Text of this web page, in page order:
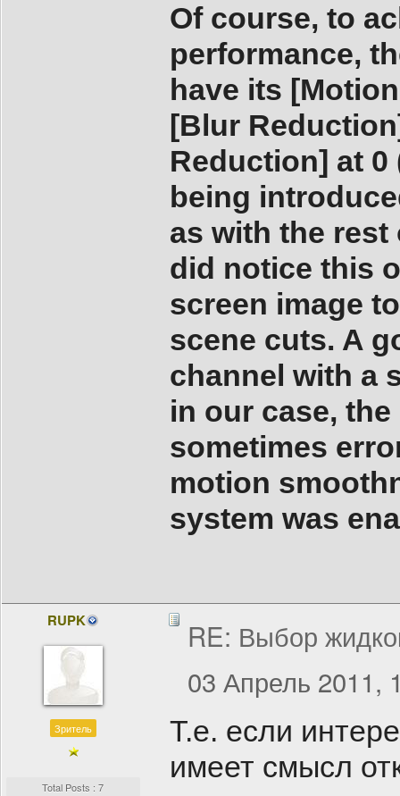
Of course, to
performance,
have its
[Blur
Reduction] at 0
being
as with the rest
did notice this
screen image
scene cuts. A
channel with a
in our case,
sometimes
motion
system was
RUPK
Зритель
Total Posts : 7
RE: Выбор
03 Апрель 2011,
Т.е. если
имеет смысл